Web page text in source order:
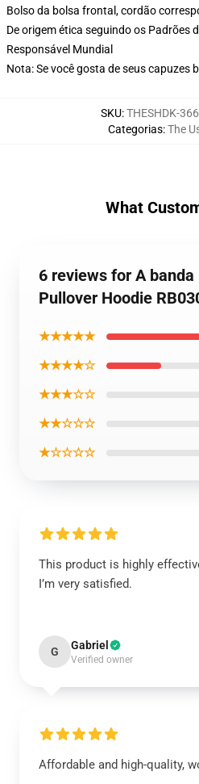
Bolso da bolsa frontal, cordão
De origem ética seguindo os Padrões
Responsável Mundial
Nota: Se você gosta de seus capuzes
SKU:THESHDK-
Categorias:The
What
6 reviews for A
Pullover Hoodie
★★★★★
★★★★☆
★★★☆☆
★★☆☆☆
★☆☆☆☆
This product is highly
I’m very satisfied.
G Gabriel
Verified owner
Affordable and high-quality,